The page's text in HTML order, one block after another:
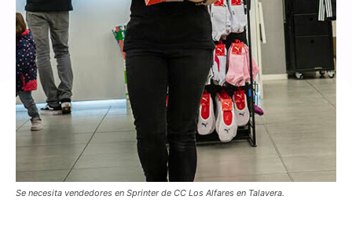
Se necesita vendedores en Sprinter de CC Los Alfares en Talavera.